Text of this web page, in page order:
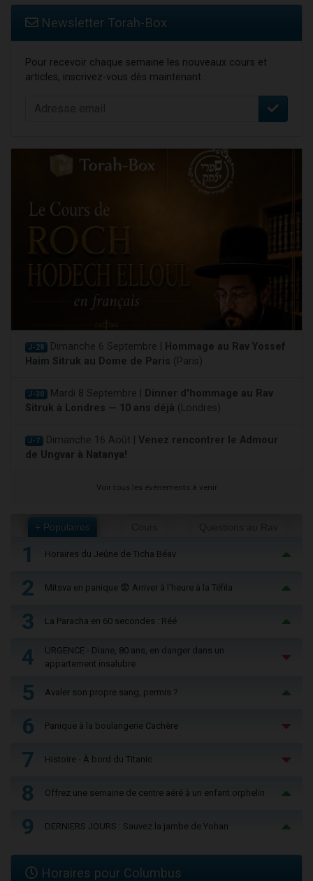
Newsletter Torah-Box
Pour recevoir chaque semaine les nouveaux cours et
articles, inscrivez-vous dès maintenant :
J-28 Dimanche 6 Septembre |
Hommage au Rav Yossef
Haim Sitruk au Dome de Paris (Paris)
J-30 Mardi 8 Septembre |
Dinner d'hommage au Rav
Sitruk à Londres — 10 ans déjà (Londres)
J-7 Dimanche 16 Août | Venez rencontrer le Admour
de Ungvar à Natanya!
Voir tous les événements à venir
+ Populaires
1 Horaires du Jeûne de Ticha Béav
2 Mitsva en panique 😨 Arriver à l'heure à la Téfila
3 La Paracha en 60 secondes : Réé
4
URGENCE - Diane, 80 ans, en danger dans un
appartement insalubre
5 Avaler son propre sang, permis ?
6 Panique à la boulangerie Cachère
7 Histoire - À bord du Titanic
8 Offrez une semaine de centre aéré à un enfant orphelin
9 DERNIERS JOURS : Sauvez la jambe de Yohan
Horaires pour Columbus